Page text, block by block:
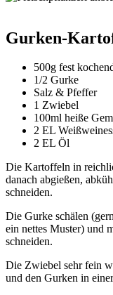
Gurken-
500g fest
1/2 Gurke
Salz & Pfeffer
1 Zwiebel
100ml heiße
2 EL
2 EL Öl
Die Kartoffeln in
danach abgießen,
schneiden.
Die Gurke schälen
ein nettes Muster) und
schneiden.
Die Zwiebel sehr fein
und den Gurken in